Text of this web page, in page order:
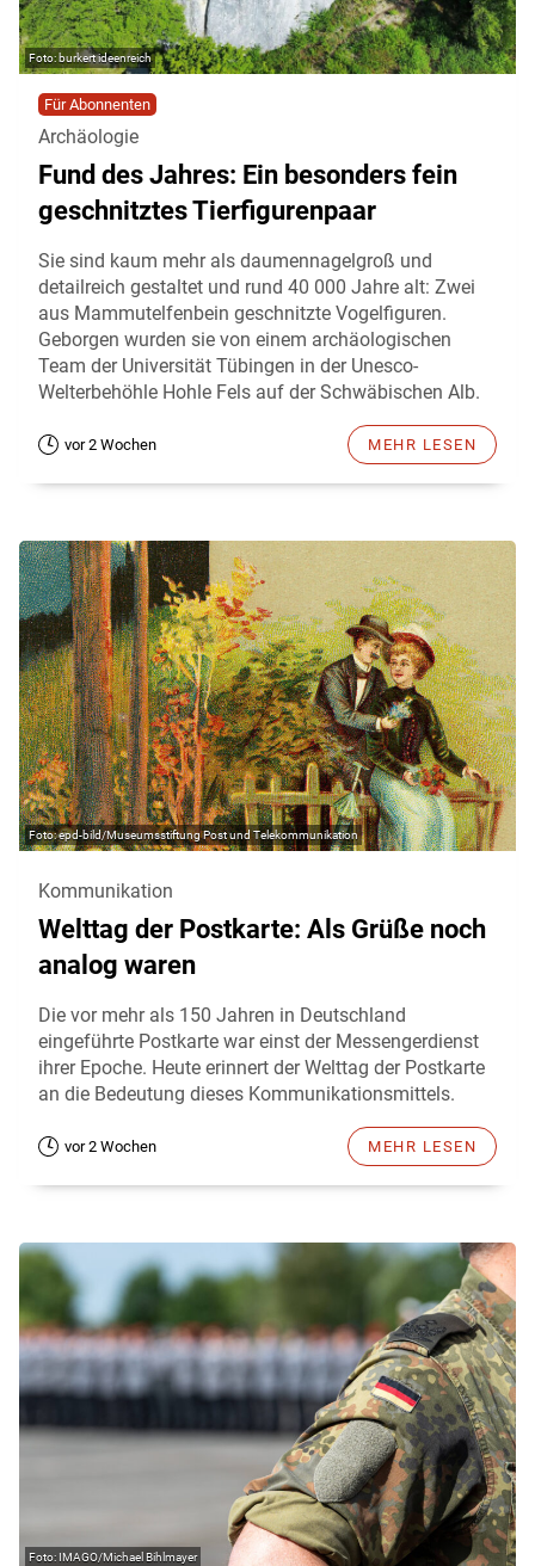
burkert ideenreich
Für Abonnenten
Archäologie
Fund des Jahres: Ein besonders fein
geschnitztes Tierfigurenpaar
Sie sind kaum mehr als daumennagelgroß und
detailreich gestaltet und rund 40 000 Jahre alt: Zwei
aus Mammutelfenbein geschnitzte Vogelfiguren.
Geborgen wurden sie von einem archäologischen
Team der Universität Tübingen in der Unesco-
Welterbehöhle Hohle Fels auf der Schwäbischen Alb.
vor 2 Wochen MEHR LESEN
epd-bild/Museumsstiftung Post und Telekommunikation
Kommunikation
Welttag der Postkarte: Als Grüße noch
analog waren
Die vor mehr als 150 Jahren in Deutschland
eingeführte Postkarte war einst der Messengerdienst
ihrer Epoche. Heute erinnert der Welttag der Postkarte
an die Bedeutung dieses Kommunikationsmittels.
vor 2 Wochen MEHR LESEN
IMAGO/Michael Bihlmayer